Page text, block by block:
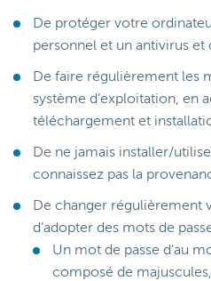
De protéger votre
personnel et un antivirus
De faire régulièrement les
système d’exploitation, en
téléchargement et
De ne jamais installer/
connaissez pas la
De changer régulièrement
d’adopter des mots de
Un mot de passe d’au
composé de